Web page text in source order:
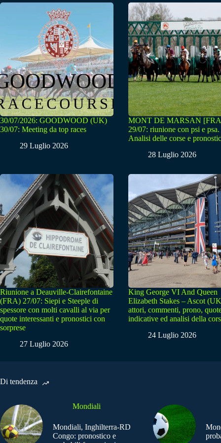
30/07/2026: GOODWOOD (UK)
30/07: Meeting da top races
29 Luglio 2026
MONT DE MARSAN
29/07: riunione con psi e psa.
Analisi delle corse e
28 Luglio 2026
Riunione a Deauville-Clairefontaine
(FRA) 27/07: Siepi e Steeple di
spessore con molti cavalli al via per
quote interessanti e pronostici con
sorprese
27 Luglio 2026
King George VI And Queen
Elizabeth Stakes – Ascot
attori, commenti, prono,
indicative ed analisi della
24 Luglio 2026
Di tendenza
Mondiali
Mondiali, Inghilterra-RD
Congo: pronostico e